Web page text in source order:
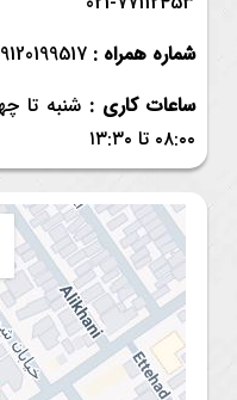
شماره همراه :
ساعات کاری : شنبه تا چهارشنبه
۰۸:۰۰ تا ۱۳:۳۰